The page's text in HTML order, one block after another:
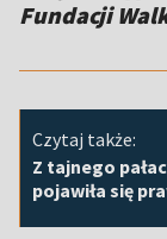
Fundacji
Czytaj także:
Z tajnego
pojawiła się